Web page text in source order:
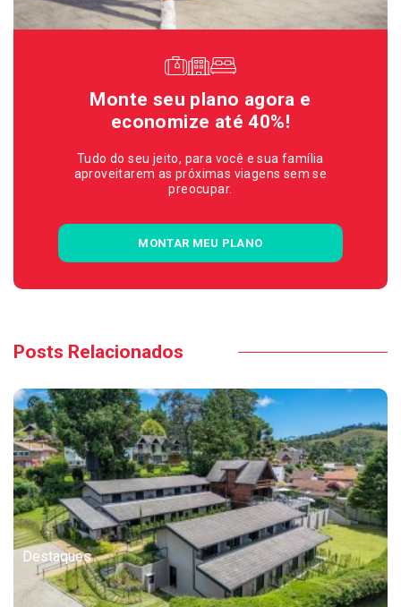
Monte seu plano agora e
economize até 40%!
Tudo do seu jeito, para você e sua família
aproveitarem as próximas viagens sem se
preocupar.
MONTAR MEU PLANO
Posts Relacionados
Destaques